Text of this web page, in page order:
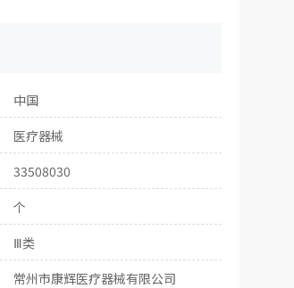
中国
医疗器械
33508030
个
Ⅲ类
常州市康辉医疗器械有限公司